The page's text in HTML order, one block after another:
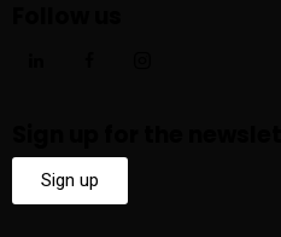
Sign up